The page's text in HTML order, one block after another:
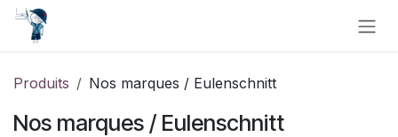
Se rendre au contenu
Produits Nos marques / Eulenschnitt
Nos marques / Eulenschnitt